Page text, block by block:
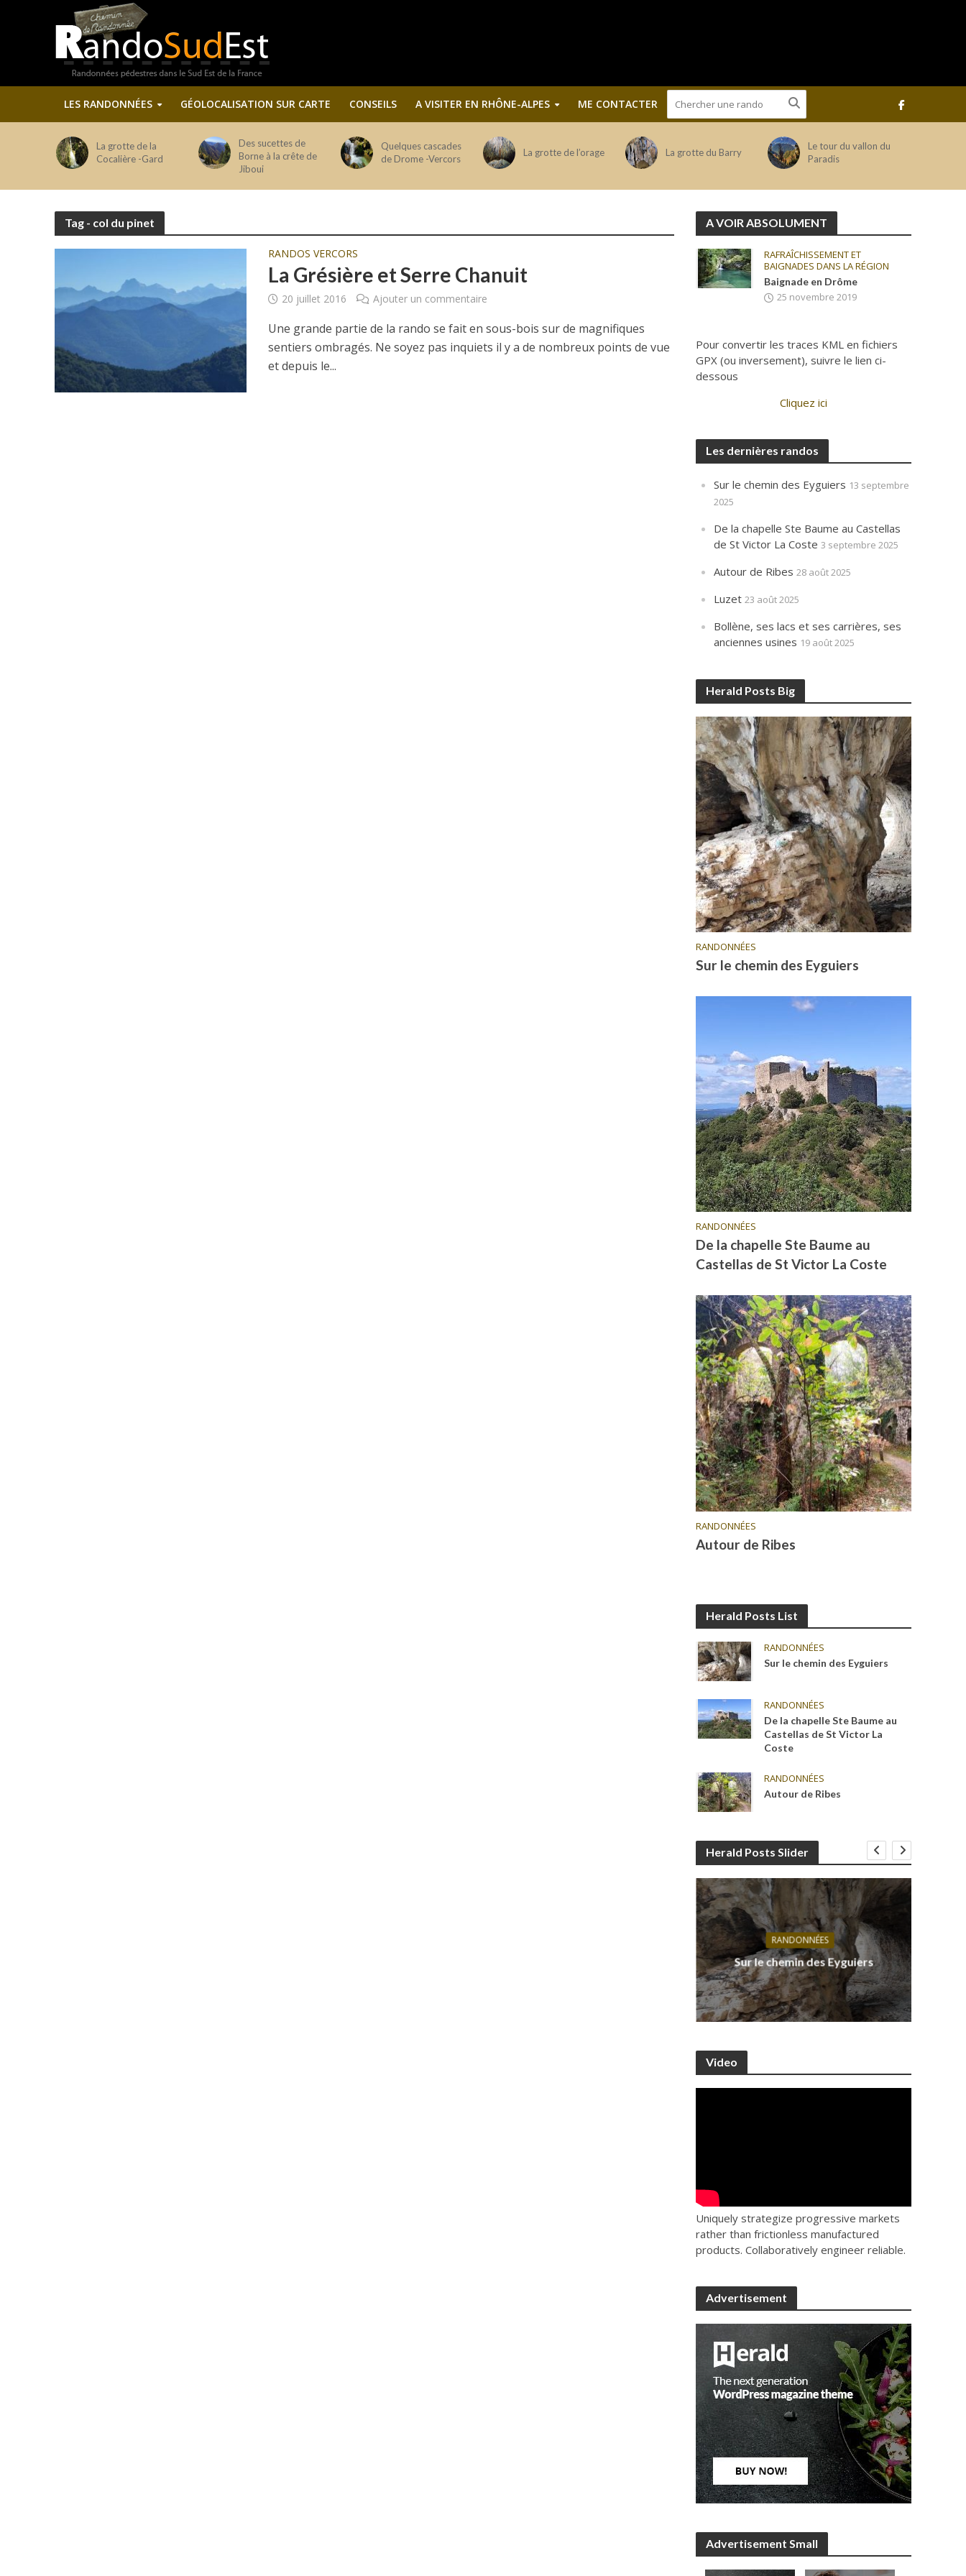
LES RANDONNÉES GÉOLOCALISATION SUR CARTE CONSEILS A VISITER EN RHÔNE-ALPES ME CONTACTER
La grotte de la
Cocalière -Gard
Des sucettes de
Borne à la crête de
Jiboui
Quelques cascades
de Drome -Vercors
La grotte de l’orage La grotte du Barry
Le tour du vallon du
Paradis
Tag - col du pinet
RANDOS VERCORS
La Grésière et Serre Chanuit
20 juillet 2016 Ajouter un commentaire
Une grande partie de la rando se fait en sous-bois sur de magnifiques
sentiers ombragés. Ne soyez pas inquiets il y a de nombreux points de vue
et depuis le...
A VOIR ABSOLUMENT
RAFRAÎCHISSEMENT ET
BAIGNADES DANS LA RÉGION
Baignade en Drôme
25 novembre 2019
Pour convertir les traces KML en fichiers
GPX (ou inversement), suivre le lien ci-
dessous
Cliquez ici
Les dernières randos
Sur le chemin des Eyguiers 13 septembre
2025
De la chapelle Ste Baume au Castellas
de St Victor La Coste 3 septembre 2025
Autour de Ribes 28 août 2025
Luzet 23 août 2025
Bollène, ses lacs et ses carrières, ses
anciennes usines 19 août 2025
Herald Posts Big
RANDONNÉES
Sur le chemin des Eyguiers
RANDONNÉES
De la chapelle Ste Baume au
Castellas de St Victor La Coste
RANDONNÉES
Autour de Ribes
Herald Posts List
RANDONNÉES
Sur le chemin des Eyguiers
RANDONNÉES
De la chapelle Ste Baume au
Castellas de St Victor La
Coste
RANDONNÉES
Autour de Ribes
Herald Posts Slider
RANDONNÉES
Sur le chemin des Eyguiers
Video
Uniquely strategize progressive markets
rather than frictionless manufactured
products. Collaboratively engineer reliable.
Advertisement
Advertisement Small